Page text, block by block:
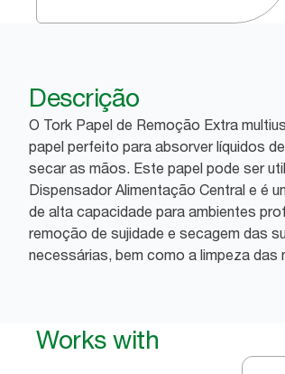
Descrição
O Tork Papel de Remoção Extra
papel perfeito para absorver líquidos
secar as mãos. Este papel pode ser
Dispensador Alimentação Central e é
de alta capacidade para ambientes
remoção de sujidade e secagem das
necessárias, bem como a limpeza das
Works with